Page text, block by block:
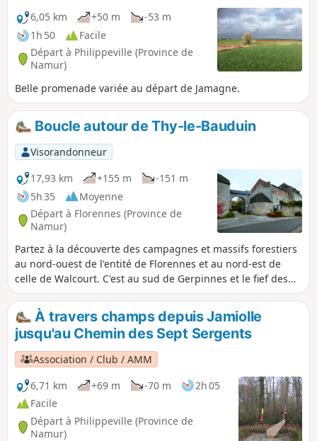
6,05 km
+50 m
-53 m
1h 50
Facile
Départ à Philippeville (Province de
Namur)
Belle promenade variée au départ de Jamagne.
Boucle autour de Thy-le-Bauduin
Visorandonneur
17,93 km
+155 m
-151 m
5h 35
Moyenne
Départ à Florennes (Province de
Namur)
Partez à la découverte des campagnes et massifs forestiers
au nord-ouest de l'entité de Florennes et au nord-est de
celle de Walcourt. C'est au sud de Gerpinnes et le fief des
marches et pèlerinages de l'Entre-Sambre-et-Meuse.Peu
après le départ, le parcours passe devant la majestueuse
Ferme de la Prévôté (panneau didactique) et l'imposante
église de Hanzinne.La balade passe aux confins de
Tarcienne, dans la forêt domaniale puis dans le centre de
Morialmé avant de rejoindre les villages de Hanzinelle et de
revenir à Hanzinne.
À travers champs depuis Jamiolle
jusqu'au Chemin des Sept Sergents
Association / Club / AMM
6,71 km
+69 m -70 m
2h 05
Facile
Départ à Philippeville (Province de
Namur)